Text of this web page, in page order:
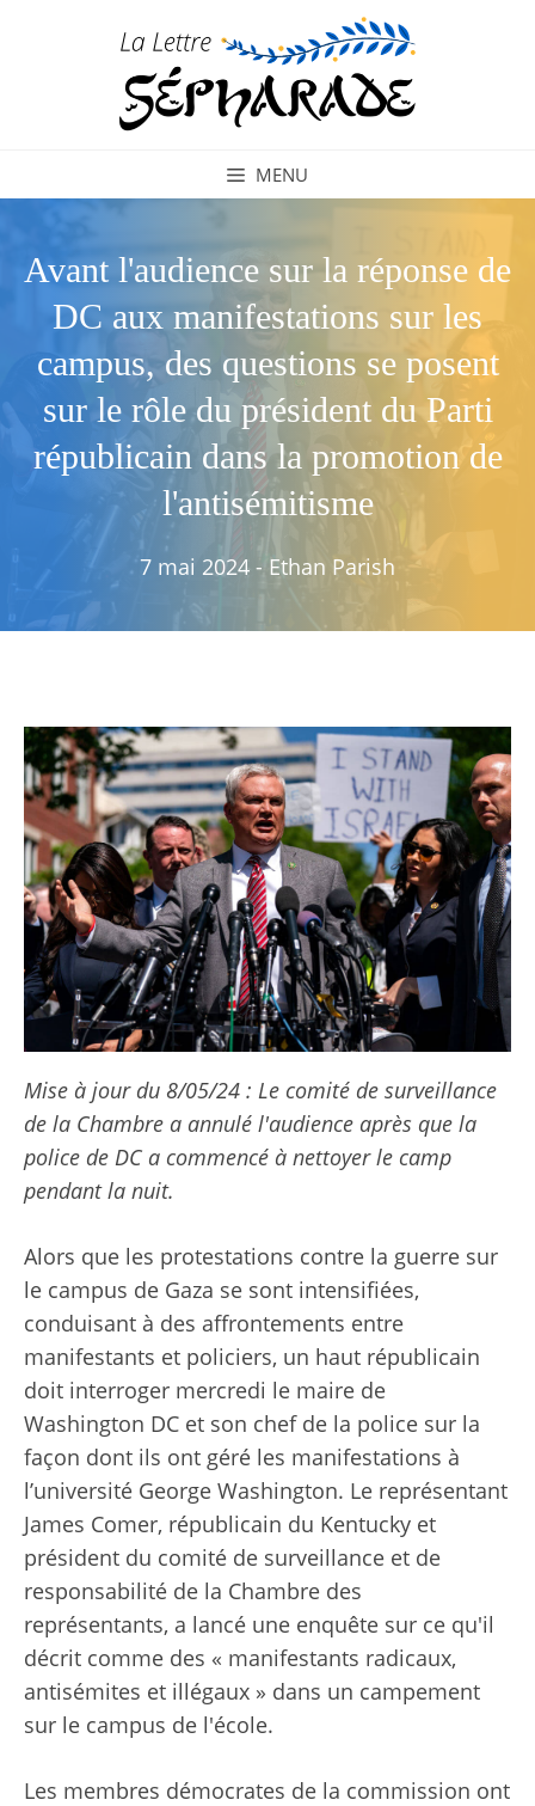
MENU
Avant l'audience sur la réponse de
DC aux manifestations sur les
campus, des questions se posent
sur le rôle du président du Parti
républicain dans la promotion de
l'antisémitisme
7 mai 2024 - Ethan Parish
Mise à jour du 8/05/24 : Le comité de surveillance
de la Chambre a annulé l'audience après que la
police de DC a commencé à nettoyer le camp
pendant la nuit.
Alors que les protestations contre la guerre sur
le campus de Gaza se sont intensifiées,
conduisant à des affrontements entre
manifestants et policiers, un haut républicain
doit interroger mercredi le maire de
Washington DC et son chef de la police sur la
façon dont ils ont géré les manifestations à
l’université George Washington. Le représentant
James Comer, républicain du Kentucky et
président du comité de surveillance et de
responsabilité de la Chambre des
représentants, a lancé une enquête sur ce qu'il
décrit comme des « manifestants radicaux,
antisémites et illégaux » dans un campement
sur le campus de l'école.
Les membres démocrates de la commission ont